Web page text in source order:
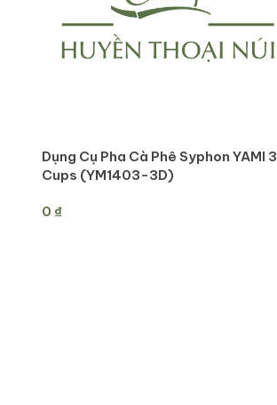
Dụng Cụ Pha Cà Phê Syphon YAMI 3
Cups (YM1403-3D)
0 ₫